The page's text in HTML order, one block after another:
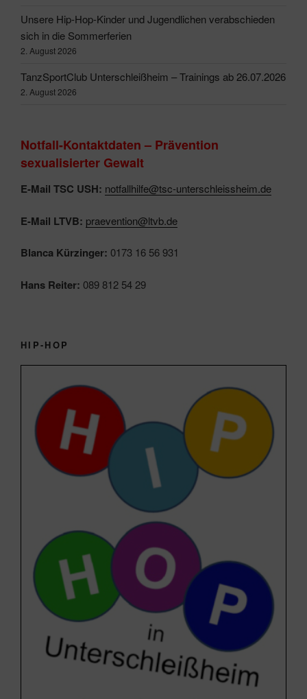
Unsere Hip-Hop-Kinder und Jugendlichen verabschieden
sich in die Sommerferien
2. August 2026
TanzSportClub Unterschleißheim – Trainings ab 26.07.2026
2. August 2026
Notfall-Kontaktdaten – Prävention
sexualisierter Gewalt
E-Mail TSC USH: notfallhilfe@tsc-unterschleissheim.de
E-Mail LTVB: praevention@ltvb.de
Blanca Kürzinger: 0173 16 56 931
Hans Reiter: 089 812 54 29
HIP-HOP